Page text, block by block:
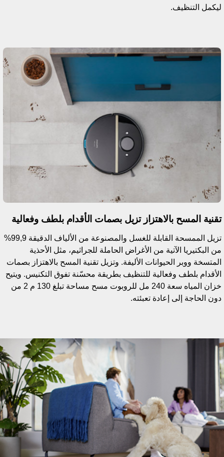
التنظيف.
المسح بالاهتزاز تزيل بصمات الأقدام بلطف وفعالية
تزيل الممسحة القابلة للغسل والمصنوعة من الألياف الدقيقة 99,9%
البكتيريا الآتية من الأغراض الحاملة للجراثيم، مثل الأحذية
ووبر الحيوانات الأليفة. وتزيل تقنية المسح بالاهتزاز بصمات
بلطف وفعالية للتنظيف بطريقة محسّنة تفوق التكنيس. ويتيح
خزان المياه سعة 240 مل للروبوت مسح مساحة تبلغ 130 م 2 من
الحاجة إلى إعادة تعبئته.